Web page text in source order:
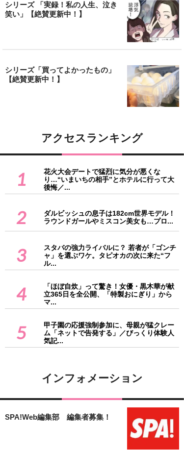
シリーズ 「実録！私の人生、泣き
笑い」【絶賛更新中！】
シリーズ「買ってよかったもの」
【絶賛更新中！】
アクセスランキング
1
花火大会デートで猛烈に気分が悪くな
り…“いまいちの相手”とホテルに行って大
後悔／...
2
ダルビッシュの息子は182cm世界モデル！
ラウンドガールやミスコン美女も…プロ...
3
スタバの強力ライバルに？ 若者が「ゴンチ
ャ」を選ぶワケ。タピオカの次に来た“フ
ル...
4
「ほぼ自炊」って驚き！女優・黒木華が献
立365日を全公開、「特製おにぎり」から
マ...
5
甲子園の応援強制参加に、母親が猛クレー
ム「ネットで告発する」／びっくり体験人
気記...
インフォメーション
SPA!Web編集部 編集者募集！